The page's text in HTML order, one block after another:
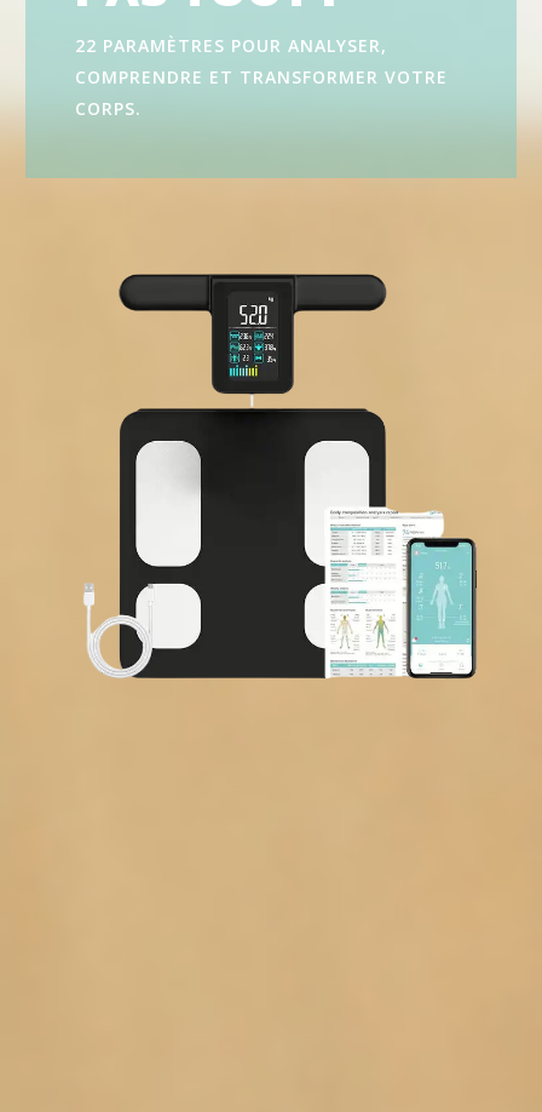
22 PARAMÈTRES POUR ANALYSER,
COMPRENDRE ET TRANSFORMER VOTRE
CORPS.